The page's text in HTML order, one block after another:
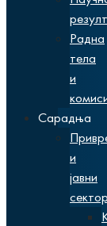
Радна
тела
и
Сарадња
и
јавни
сектор